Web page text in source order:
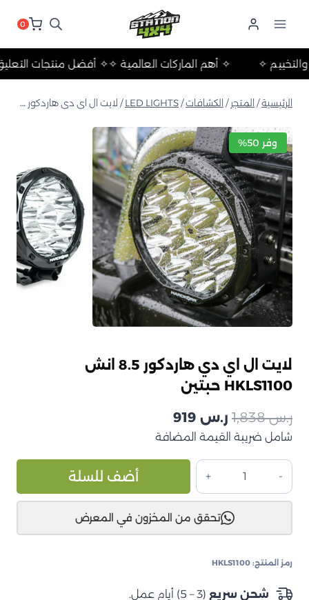
0
✧ أفضل منتجات ✧ أهم الماركات العالمية ✧ والتخييم ✧
الرئيسية/ المتجر / الكشافات/
LED LIGHTS
/ لايت ال اي دي هاردكور 8.5 انش HKLS1100 حبتين
وفر 50%
لايت ال اي دي هاردكور 8.5 انش
HKLS1100 حبتين
ر.س1,838
السعر
الأصلي
هو:
ر.س 1,838.
ر.س
السعر
الحالي
هو:
شامل ضريبة القيمة المضافة
كمية
لايت
ال
دي
8.5
انش
أضف للسلة
تحقق من المخزون في المعرض
رمز المنتج: HKLS1100
شحن سريع (3 – 5) أيام عمل.